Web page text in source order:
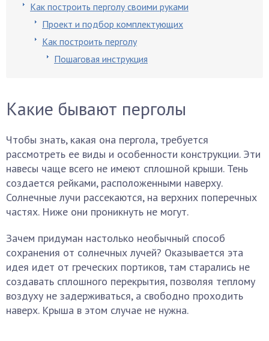
Как построить перголу своими руками
Проект и подбор комплектующих
Как построить перголу
Пошаговая инструкция
Какие бывают перголы
Чтобы знать, какая она пергола, требуется
рассмотреть ее виды и особенности конструкции. Эти
навесы чаще всего не имеют сплошной крыши. Тень
создается рейками, расположенными наверху.
Солнечные лучи рассекаются, на верхних поперечных
частях. Ниже они проникнуть не могут.
Зачем придуман настолько необычный способ
сохранения от солнечных лучей? Оказывается эта
идея идет от греческих портиков, там старались не
создавать сплошного перекрытия, позволяя теплому
воздуху не задерживаться, а свободно проходить
наверх. Крыша в этом случае не нужна.